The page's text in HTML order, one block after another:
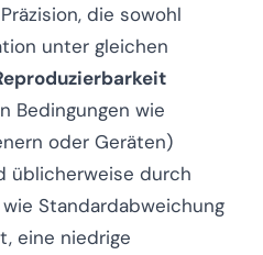
Präzision, die sowohl
unter gleichen
Bedingungen wie
oder Geräten)
üblicherweise durch
Standardabweichung
eine niedrige